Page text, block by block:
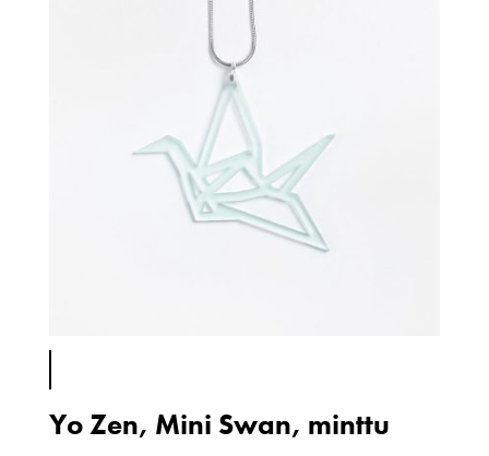
Yo Zen, Mini Swan, minttu